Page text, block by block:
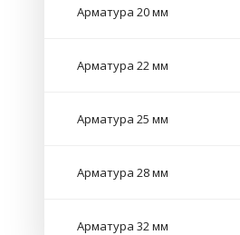
Арматура 20 мм
Арматура 22 мм
Арматура 25 мм
Арматура 28 мм
Арматура 32 мм